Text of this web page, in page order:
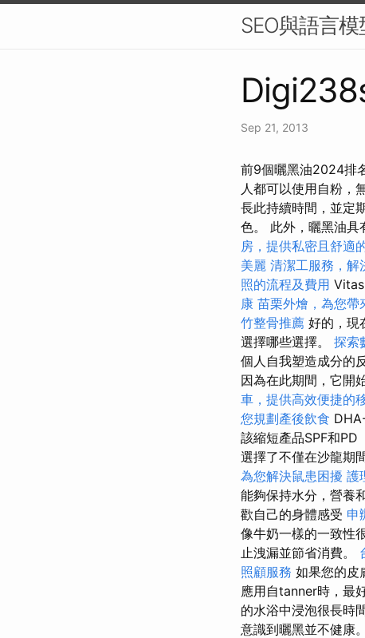
SEO與語言
Sep 21, 2013
前9個曬黑油2024排
人都可以使用自粉，
長此持續時間，並定
色。 此外，曬黑油具
房，提供私密且舒適
美麗 清潔工服務，解
照的流程及費用
康 苗栗外燴，為您帶
竹整骨推薦 好的，現
選擇哪些選擇。 探索
個人自我塑造成分的
因為在此期間，它開
車，提供高效便捷的
您規劃產後飲食
該縮短產品SPF和PD
選擇了不僅在沙龍期
為您解決鼠患困擾 護
能夠保持水分，營養
歡自己的身體感受 申
像牛奶一樣的一致性
止洩漏並節省消費。
照顧服務 如果您的皮
應用自tanner時，最
的水浴中浸泡很長時
意識到曬黑並不健康。